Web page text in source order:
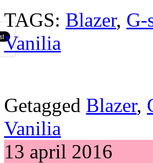
TAGS: Blazer, G-
Vanilia
Getagged Blazer,
Vanilia
13 april 2016